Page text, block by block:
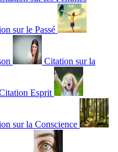
sur le Passé
Citation sur la
Esprit
sur la Conscience